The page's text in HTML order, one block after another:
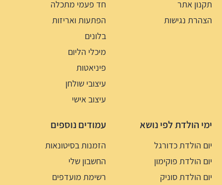
תקנון אתר
הצהרת נגישות
חד פעמי מתכלה
הפתעות ואריזות
בלונים
מיכלי הליום
פיניאטות
עיצובי שולחן
עיצוב אישי
ימי הולדת לפי נושא
יום הולדת כדורגל
יום הולדת פוקימון
יום הולדת סוניק
עמודים נוספים
הזמנות בסיטונאות
החשבון שלי
רשימת מועדפים